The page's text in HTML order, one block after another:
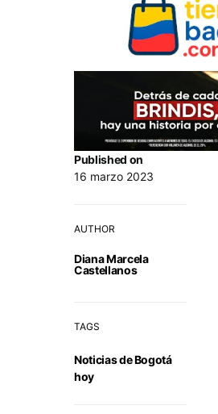
Published on
16 marzo 2023
AUTHOR
Diana Marcela
Castellanos
TAGS
Noticias de Bogotá
hoy